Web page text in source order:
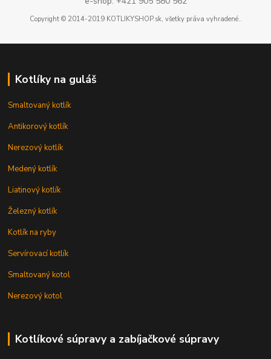
Copyright © 2014-2019 KOTLIKYSHOP.sk, všetky práva vyhradené..
Kotlíky na guláš
Smaltovaný kotlík
Antikorový kotlík
Nerezový kotlík
Medený kotlík
Liatinový kotlík
Železný kotlík
Kotlík na ryby
Servírovací kotlík
Smaltovaný kotol
Nerezový kotol
Kotlíkové súpravy a zabíjačkové súpravy